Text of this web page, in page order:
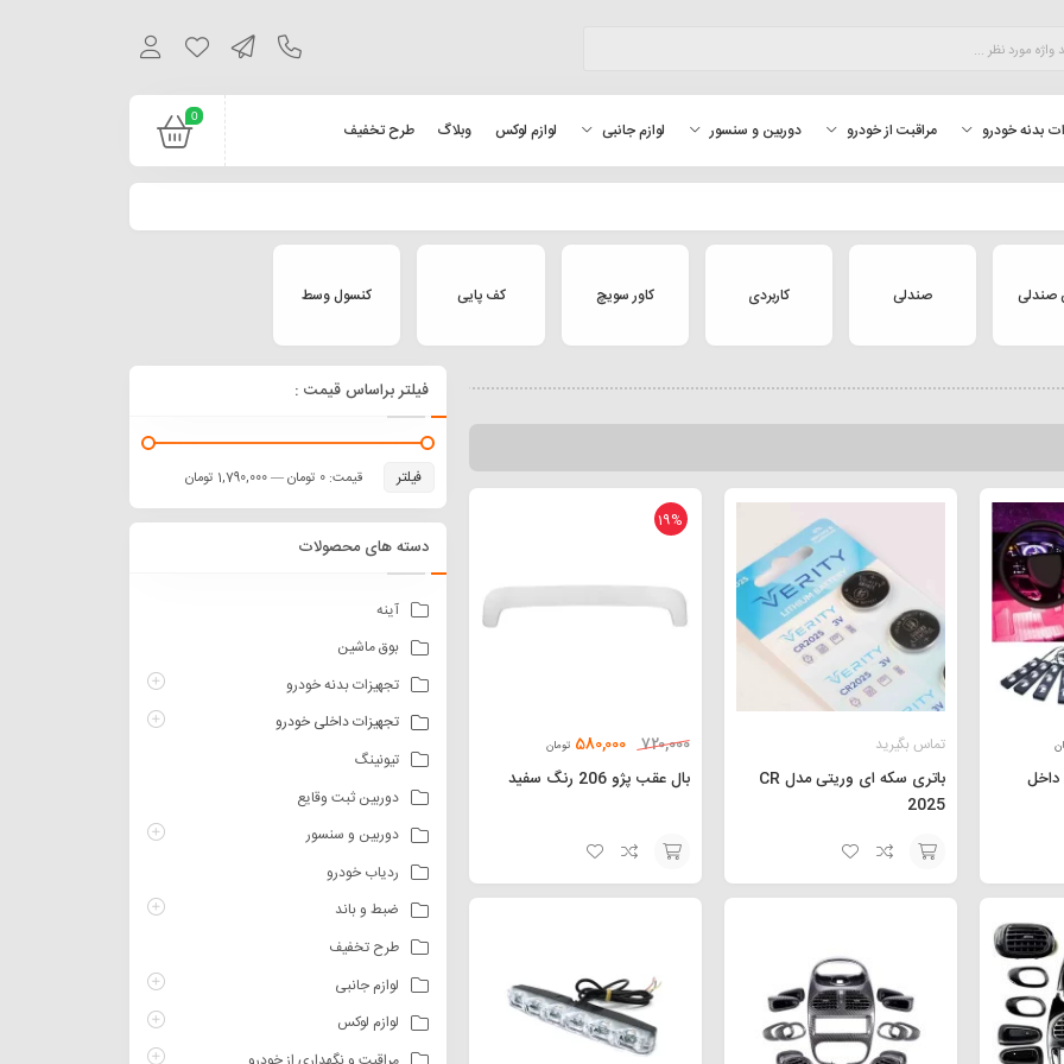
0
بدنه خودرو مراقبت از خودرو دوربین و سنسور لوازم جانبی لوازم لوکس وبلاگ طرح تخفیف
صندلی صندلی کاربردی کاور سویچ کف پایی کنسول وسط
داخل
تماس بگیرید
باتری سکه ای وریتی مدل CR
2025
افزودن
19%
720,000
580,000 تومان
بال عقب پژو 206 رنگ سفید
افزودن
فیلتر براساس قیمت :
فیلتر قیمت: 0 تومان —1,790,000 تومان
دسته های محصولات
آینه
بوق ماشین
تجهیزات بدنه خودرو
تجهیزات داخلی خودرو
تیونینگ
دوربین ثبت وقایع
دوربین و سنسور
ردیاب خودرو
ضبط و باند
طرح تخفیف
لوازم جانبی
لوازم لوکس